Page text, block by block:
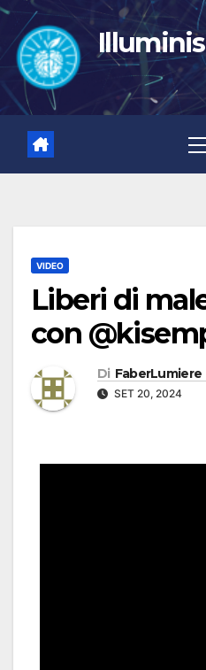
Salta
contenuto
VIDEO
Liberi di
con
Di FaberLumiere
SET 20, 2024